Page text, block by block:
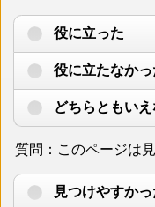
役に立った
役に立たなかっ
どちらともい
質問：このページは
見つけやすかっ